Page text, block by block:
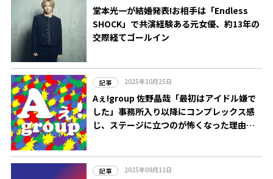
堂本光一が結婚発表!お相手は「Endless
SHOCK」で共演経験ある元女優、約13年の
交際経てゴールイン
記事 2025年10月25日
Aぇ!group 佐野晶哉「最初はアイドル嫌で
した」事務所入り以降にコンプレックス感
じ、ステージに立つのが怖くなった理由と
記事 2025年09月11日